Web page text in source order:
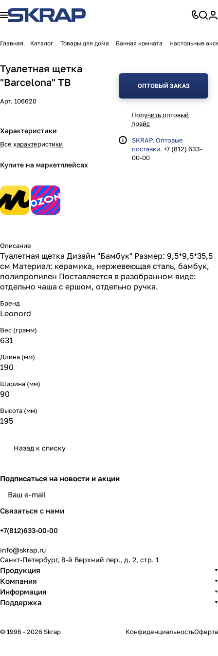
Главная Каталог Товары для дома Ванная комната Настольные
Туалетная щетка
"Barcelona" TB
Арт. 106620
Характеристики
Все характеристики
Купите на маркетплейсах
ОПТОВЫЙ ЗАКАЗ
Получить оптовый
прайс
SKRAP. Оптовые
поставки. +7 (812) 633-
00-00
Описание
Туалетная щетка Дизайн "Бамбук" Размер: 9,5*9,5*35,5
см Материал: керамика, нержевеющая сталь, бамбук,
полипропилен Поставляется в разобранном виде:
отдельно чаша с ершом, отдельно ручка.
Бренд
Leonord
Вес (грамм)
631
Длина (мм)
190
Ширина (мм)
90
Высота (мм)
195
Назад к списку
Подписаться на новости и акции
Связаться с нами
+7(812)633-00-00
info@skrap.ru
Санкт-Петербург, 8-й Верхний пер., д. 2, стр. 1
Продукция
Компания
Информация
Поддержка
© 1996 - 2026 Skrap КонфиденциальностьОферта